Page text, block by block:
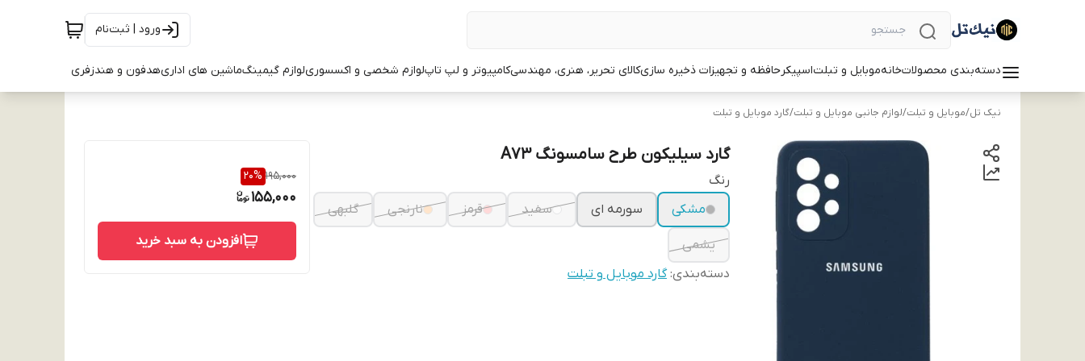
ورود | ثبت‌نام
دسته‌بندی محصولاتخانهموبایل و تبلتاسپیکرحافظه و تجهیزات ذخیره سازیکالای تحریر، هنری، مهندسیکامپیوتر و لپ تاپلوازم شخصی و اکسسوریلوازم گیمینگماشین های اداریهدفون و هندزفری
نیک تل/موبایل و تبلت/لوازم جانبی موبایل و تبلت/گارد موبایل و تبلت
گارد سیلیکون طرح سامسونگ A73
رنگ
مشکی
سورمه ای سفید قرمز نارنجی گلبهی
یشمی
دسته‌بندی:گارد موبایل و تبلت
195,000
20%
155,000
افزودن به سبد خرید